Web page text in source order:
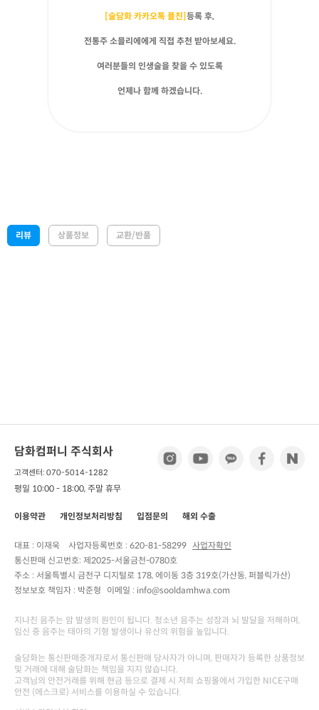
[술담화 카카오톡 플친]등록 후,
전통주 소믈리에에게 직접 추천 받아보세요.
여러분들의 인생술을 찾을 수 있도록
언제나 함께 하겠습니다.
리뷰 상품정보 교환/반품
담화컴퍼니 주식회사
고객센터: 070-5014-1282
평일 10:00 - 18:00, 주말 휴무
이용약관 개인정보처리방침 입점문의 해외 수출
대표 : 이재욱 사업자등록번호 : 620-81-58299 사업자확인
통신판매 신고번호: 제2025-서울금천-0780호
주소 : 서울특별시 금천구 디지털로 178, 에이동 3층 319호(가산동, 퍼블릭가산)
정보보호 책임자 : 박준형 이메일 : info@sooldamhwa.com
지나친 음주는 암 발생의 원인이 됩니다. 청소년 음주는 성장과 뇌 발달을 저해하며,
임신 중 음주는 태아의 기형 발생이나 유산의 위험을 높입니다.
술담화는 통신판매중개자로서 통신판매 당사자가 아니며, 판매자가 등록한 상품정보
및 거래에 대해 술담화는 책임을 지지 않습니다.
고객님의 안전거래를 위해 현금 등으로 결제 시 저희 쇼핑몰에서 가입한 NICE구매
안전 (에스크로) 서비스를 이용하실 수 있습니다.